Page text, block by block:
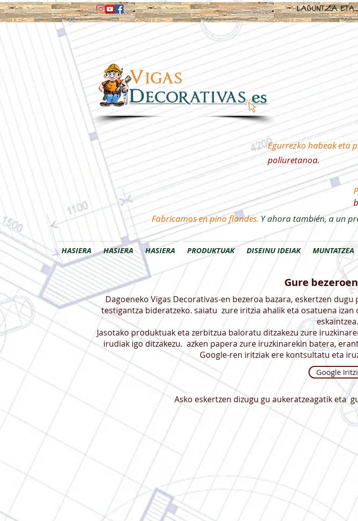
Egurrezko habeak eta
poliuretanoa.
Fabricamos en pino flandes. Y ahora también, a un
HASIERA HASIERA HASIERA PRODUKTUAK DISEINU IDEIAK MUNTATZEA
Gure
Dagoeneko Vigas Decorativas-en bezeroa bazara, eskertzen dugu
testigantza bideratzeko. saiatu zure iritzia ahalik eta osatuena
eskaintzea.
Jasotako produktuak eta zerbitzua baloratu ditzakezu zure
irudiak igo ditzakezu. azken papera zure iruzkinarekin batera,
Google-ren iritziak ere kontsultatu eta
Asko eskertzen dizugu gu aukeratzeagatik eta
Google